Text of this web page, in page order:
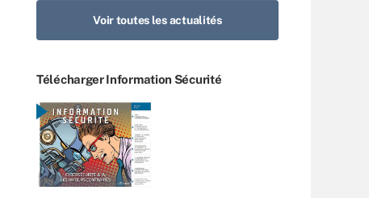
Voir toutes les actualités
Télécharger Information Sécurité